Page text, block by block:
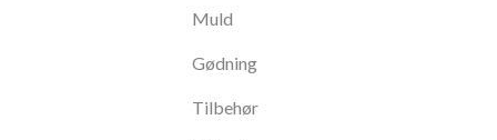
Muld
Gødning
Tilbehør